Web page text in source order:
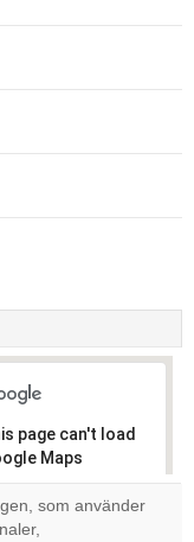
page can't load
Maps
you
som använder